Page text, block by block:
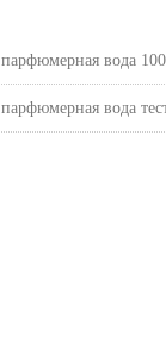
парфюмерная вода
парфюмерная вода